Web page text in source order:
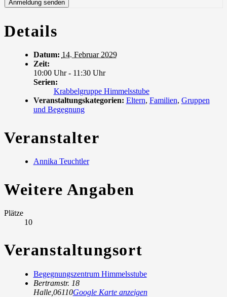
Details
Datum: 14. Februar 2029
Zeit:
10:00 Uhr - 11:30 Uhr
Serien:
Krabbelgruppe Himmelsstube
Veranstaltungskategorien: Eltern, Familien, Gruppen
und Begegnung
Veranstalter
Annika Teuchtler
Weitere Angaben
Plätze
10
Veranstaltungsort
Begegnungszentrum Himmelsstube
Bertramstr. 18
Halle, 06110Google Karte anzeigen